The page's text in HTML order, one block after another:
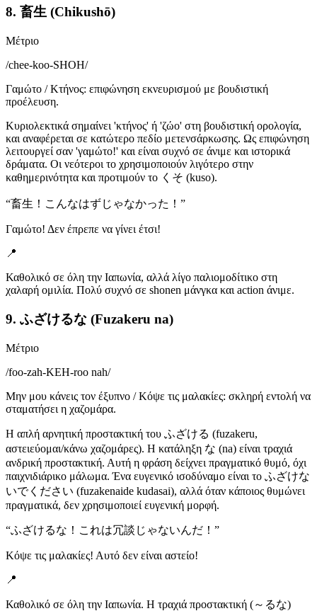
8. 畜生 (Chikushō)
Μέτριο
/chee-koo-SHOH/
Γαμώτο / Κτήνος: επιφώνηση εκνευρισμού με βουδιστική
προέλευση.
Κυριολεκτικά σημαίνει 'κτήνος' ή 'ζώο' στη βουδιστική ορολογία,
και αναφέρεται σε κατώτερο πεδίο μετενσάρκωσης. Ως επιφώνηση
λειτουργεί σαν 'γαμώτο!' και είναι συχνό σε άνιμε και ιστορικά
δράματα. Οι νεότεροι το χρησιμοποιούν λιγότερο στην
καθημερινότητα και προτιμούν το くそ (kuso).
“畜生！こんなはずじゃなかった！ ”
Γαμώτο! Δεν έπρεπε να γίνει έτσι!
📍
Καθολικό σε όλη την Ιαπωνία, αλλά λίγο παλιομοδίτικο στη
χαλαρή ομιλία. Πολύ συχνό σε shonen μάνγκα και action άνιμε.
9. ふざけるな (Fuzakeru na)
Μέτριο
/foo-zah-KEH-roo nah/
Μην μου κάνεις τον έξυπνο / Κόψε τις μαλακίες: σκληρή εντολή να
σταματήσει η χαζομάρα.
Η απλή αρνητική προστακτική του ふざける (fuzakeru,
αστειεύομαι/κάνω χαζομάρες). Η κατάληξη な (na) είναι τραχιά
ανδρική προστακτική. Αυτή η φράση δείχνει πραγματικό θυμό, όχι
παιχνιδιάρικο μάλωμα. Ένα ευγενικό ισοδύναμο είναι το ふざけな
いでください (fuzakenaide kudasai), αλλά όταν κάποιος θυμώνει
πραγματικά, δεν χρησιμοποιεί ευγενική μορφή.
“ふざけるな！これは冗談じゃないんだ！ ”
Κόψε τις μαλακίες! Αυτό δεν είναι αστείο!
📍
Καθολικό σε όλη την Ιαπωνία. Η τραχιά προστακτική (～るな)